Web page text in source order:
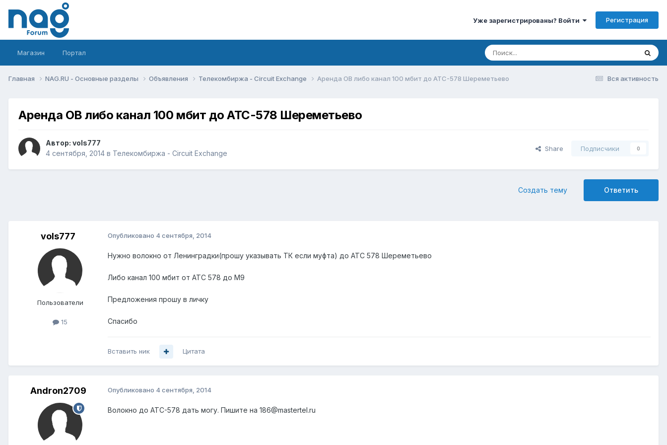
Уже зарегистрированы? Войти Регистрация
Магазин Портал
Вся активность
Главная NAG.RU - Основные разделы Объявления Телекомбиржа - Circuit Exchange Аренда ОВ либо канал 100 мбит до АТС-578 Шереметьево
Аренда ОВ либо канал 100 мбит до АТС-578 Шереметьево
Автор: vols777
4 сентября, 2014 в Телекомбиржа - Circuit Exchange
Share Подписчики 0
Ответить
Создать тему
vols777
Пользователи
15
Опубликовано 4 сентября, 2014
Нужно волокно от Ленинградки(прошу указывать ТК если муфта) до АТС 578 Шереметьево
Либо канал 100 мбит от АТС 578 до М9
Предложения прошу в личку
Спасибо
Вставить ник Цитата
Andron2709 Опубликовано 4 сентября, 2014
Волокно до АТС-578 дать могу. Пишите на 186@mastertel.ru